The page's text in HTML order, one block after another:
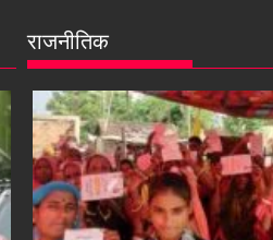
राजनीतिक